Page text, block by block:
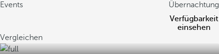
Events
Übernachtung
Verfügbarkeit
einsehen
Vergleichen